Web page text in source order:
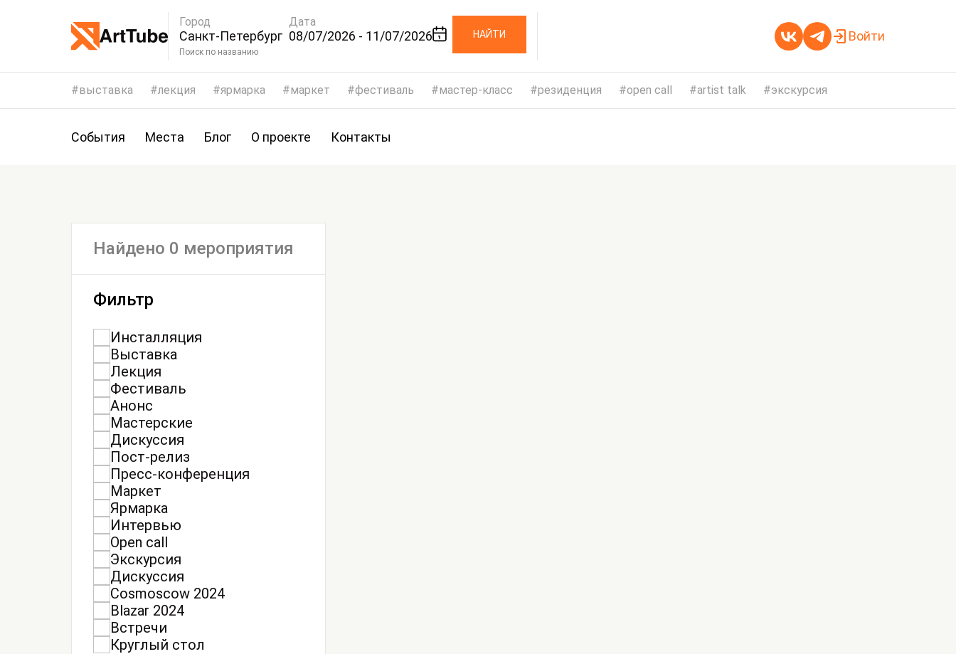
Город
Санкт-Петербург
Дата
08/07/2026 - 11/07/2026
Поиск по названию
НАЙТИ Войти
выставка лекция ярмарка маркет фестиваль мастер-класс резиденция open call artist talk экскурсия
События Места Блог О проекте Контакты
Найдено 0 мероприятия
Фильтр
Инсталляция
Выставка
Лекция
Фестиваль
Анонс
Мастерские
Дискуссия
Пост-релиз
Пресс-конференция
Маркет
Ярмарка
Интервью
Open call
Экскурсия
Дискуссия
Cosmoscow 2024
Blazar 2024
Встречи
Круглый стол